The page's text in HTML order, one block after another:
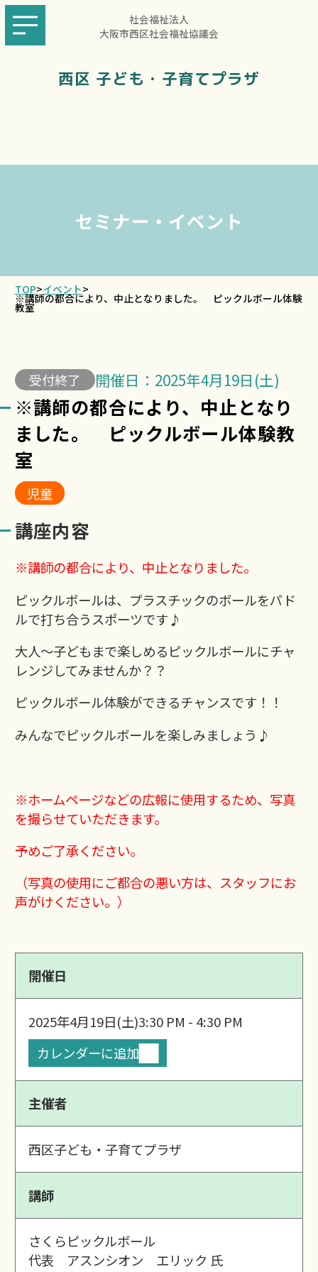
社会福祉法人
大阪市西区社会福祉協議会
西区 子ども・子育てプラザ
セミナー・イベント
TOP>イベント>
※講師の都合により、中止となりました。 ピックルボール体験
教室
受付終了 開催日：2025年4月19日(土)
※講師の都合により、中止となり
ました。 ピックルボール体験教
室
児童
講座内容
※講師の都合により、中止となりました。
ピックルボールは、プラスチックのボールをパド
ルで打ち合うスポーツです♪
大人～子どもまで楽しめるピックルボールにチャ
レンジしてみませんか？？
ピックルボール体験ができるチャンスです！！
みんなでピックルボールを楽しみましょう♪
※ホームページなどの広報に使用するため、写真
を撮らせていただきます。
予めご了承ください。
（写真の使用にご都合の悪い方は、スタッフにお
声がけください。）
開催日
2025年4月19日(土)3:30 PM - 4:30 PM
カレンダーに追加
主催者
西区子ども・子育てプラザ
講師
さくらピックルボール
代表 アスンシオン エリック 氏